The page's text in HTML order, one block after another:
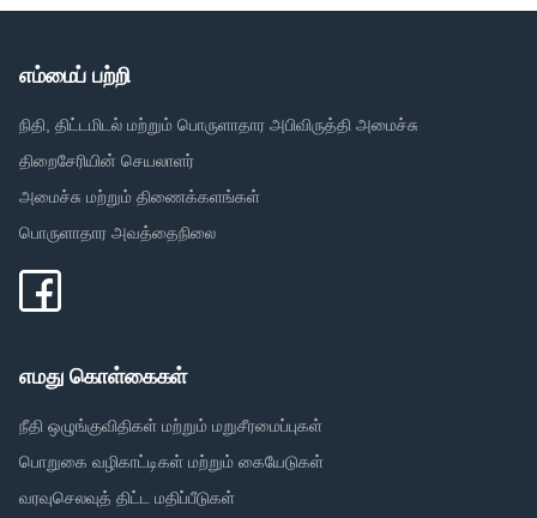
எம்மைப் பற்றி
நிதி, திட்டமிடல் மற்றும் பொருளாதார அபிவிருத்தி அமைச்சு
திறைசேரியின் செயலாளர்
அமைச்சு மற்றும் திணைக்களங்கள்
பொருளாதார அவத்தைநிலை
எமது கொள்கைகள்
நீதி ஒழுங்குவிதிகள் மற்றும் மறுசீரமைப்புகள்
பொறுகை வழிகாட்டிகள் மற்றும் கையேடுகள்
வரவுசெலவுத் திட்ட மதிப்பீடுகள்